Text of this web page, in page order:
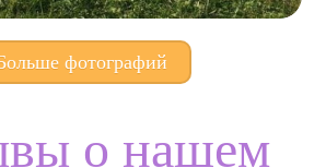
фотографий
о нашем